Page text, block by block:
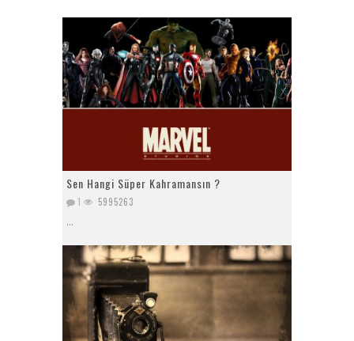
Sen Hangi Süper Kahramansın ?
1 5995263
...